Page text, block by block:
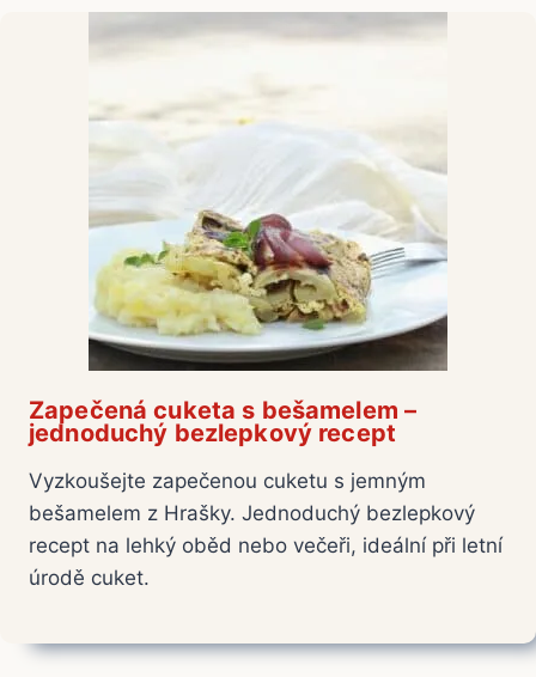
Zapečená cuketa s bešamelem –
jednoduchý bezlepkový recept
Vyzkoušejte zapečenou cuketu s jemným
bešamelem z Hrašky. Jednoduchý bezlepkový
recept na lehký oběd nebo večeři, ideální při letní
úrodě cuket.